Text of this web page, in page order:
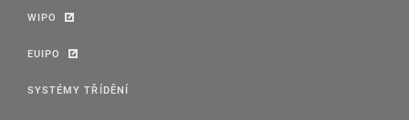
WIPO
EUIPO
SYSTÉMY TŘÍDĚNÍ